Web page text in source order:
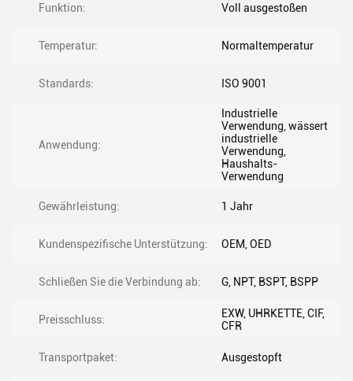
Funktion: Voll ausgestoßen
Temperatur: Normaltemperatur
Standards: ISO 9001
Anwendung:
Industrielle
Verwendung, wässert
industrielle
Verwendung,
Haushalts-
Verwendung
Gewährleistung: 1 Jahr
Kundenspezifische Unterstützung: OEM, OED
Schließen Sie die Verbindung ab: G, NPT, BSPT, BSPP
Preisschluss:
EXW, UHRKETTE, CIF,
CFR
Transportpaket: Ausgestopft